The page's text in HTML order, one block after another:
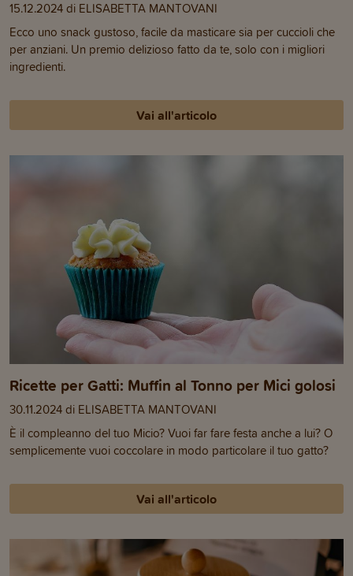
15.12.2024 di ELISABETTA MANTOVANI
Ecco uno snack gustoso, facile da masticare sia per cuccioli che
per anziani. Un premio delizioso fatto da te, solo con i migliori
ingredienti.
Vai all'articolo
Ricette per Gatti: Muffin al Tonno per Mici golosi
30.11.2024 di ELISABETTA MANTOVANI
È il compleanno del tuo Micio? Vuoi far fare festa anche a lui? O
semplicemente vuoi coccolare in modo particolare il tuo gatto?
Vai all'articolo